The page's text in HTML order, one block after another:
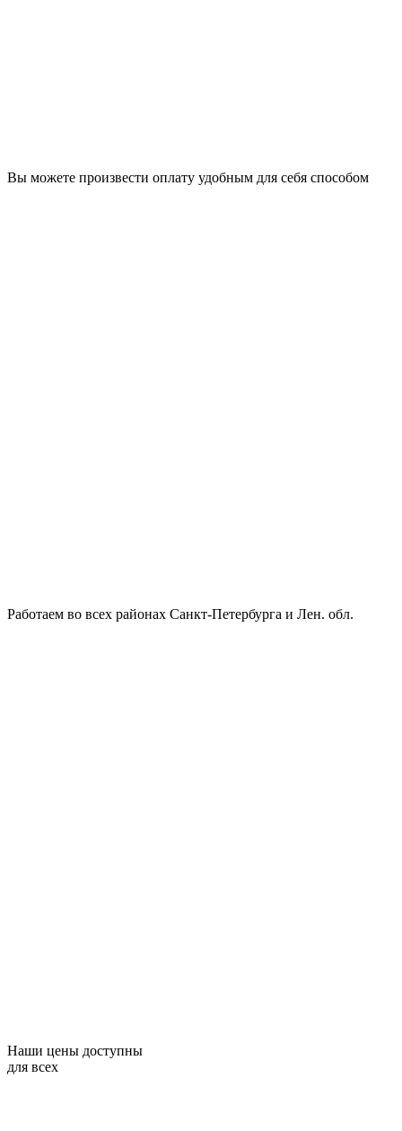
Вы можете произвести оплату удобным для себя способом
Работаем во всех районах Санкт-Петербурга и Лен. обл.
Наши цены доступны
для всех